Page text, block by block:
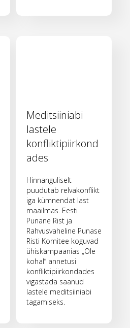
Meditsiiniabi
lastele
konfliktipiirkond
ades
Hinnanguliselt
puudutab relvakonflikt
iga kümnendat last
maailmas. Eesti
Punane Rist ja
Rahvusvaheline Punase
Risti Komitee koguvad
ühiskampaanias „Ole
kohal“ annetusi
konfliktipiirkondades
vigastada saanud
lastele meditsiiniabi
tagamiseks.